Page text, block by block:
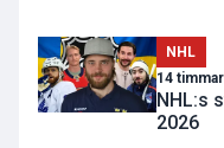
NHL
14
NHL:s
2026